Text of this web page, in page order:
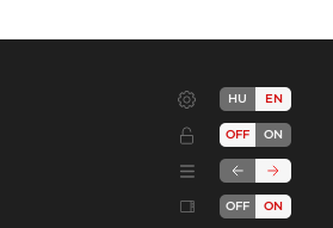
HU EN
OFF ON
OFF ON